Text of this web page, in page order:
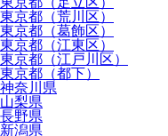
東京都（荒川区）
東京都（葛飾区）
東京都（江東区）
東京都（江戸川区）
東京都（都下）
神奈川県
山梨県
長野県
新潟県